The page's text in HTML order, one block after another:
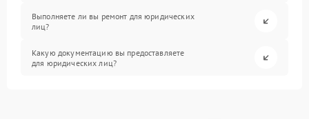
Выполняете ли вы ремонт для юридических
лиц?
Какую документацию вы предоставляете
для юридических лиц?